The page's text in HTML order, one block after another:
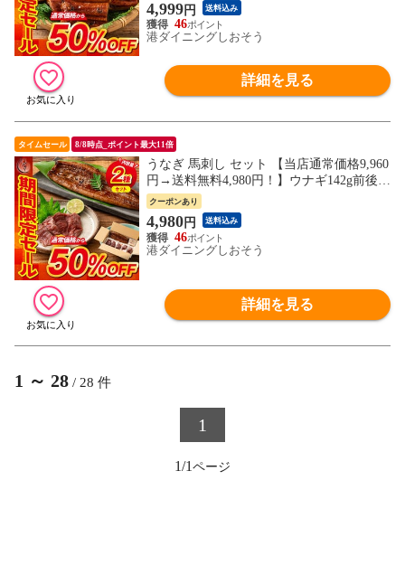
なぎ蒲焼 ウナギ蒲焼き カット 贈り物 旬の
味覚 グルメ 食べ物 ランキング ギフト
4,999円 送料込み
46
港ダイニングしおそう
詳細を見る
タイムセール 8/8時点_ポイント最大11倍
うなぎ 馬刺し セット 【当店通常価格9,960
円→送料無料4,980円！】ウナギ142g前後×
1尾 赤身50g×5袋 蒲焼き 国産うなぎ うなぎ
の蒲焼 冷凍うなぎ 冷凍 うなぎ蒲焼 カット
赤身馬刺し 生食用 馬刺 赤身 刺身 ウナギ
蒲焼き 美味しい 贈り物
クーポンあり
4,980円 送料込み
46
港ダイニングしおそう
詳細を見る
1 ～ 28 / 28 件
1
1/1